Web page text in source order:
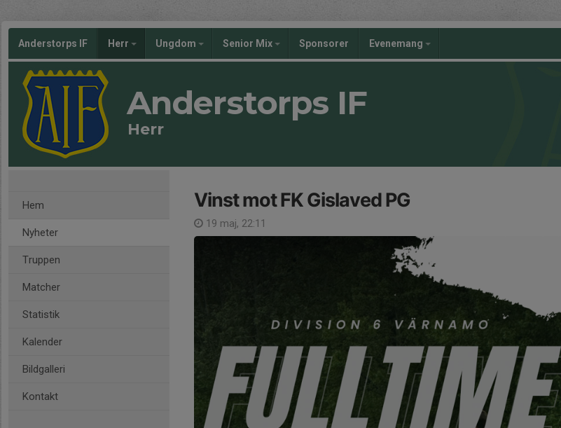
Anderstorps IF Herr Ungdom Senior Mix Sponsorer Evenemang
Anderstorps IF
Herr
Hem
Nyheter
Truppen
Matcher
Statistik
Kalender
Bildgalleri
Kontakt
Vinst mot FK Gislaved PG
19 maj, 22:11